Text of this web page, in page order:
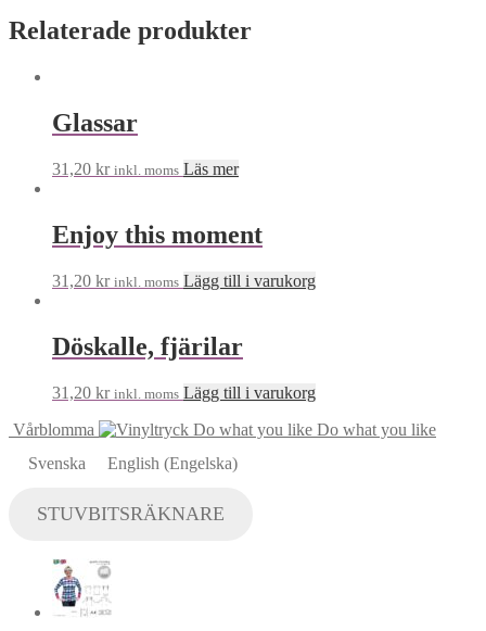
Relaterade produkter
Glassar
31,20 kr inkl. moms Läs mer
Enjoy this moment
31,20 kr inkl. moms Lägg till i varukorg
Döskalle, fjärilar
31,20 kr inkl. moms Lägg till i varukorg
Vårblomma
Do what you like
Svenska
English (Engelska)
STUVBITSRÄKNARE